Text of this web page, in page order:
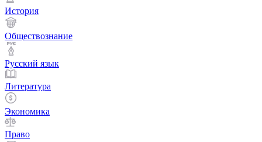
История
Обществознание
Русский язык
Литература
Экономика
Право